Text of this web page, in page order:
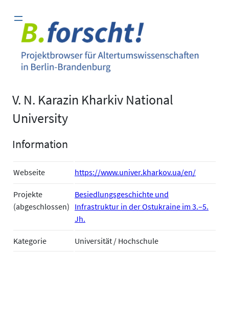
Inhalt
springen
V. N. Karazin Kharkiv National
University
Information
Webseite https://www.univer.kharkov.ua/en/
Projekte
(abgeschlossen)
Besiedlungsgeschichte und
Infrastruktur in der Ostukraine im 3.–5.
Jh.
Kategorie Universität / Hochschule